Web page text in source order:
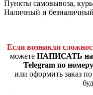
Пункты самовывоза,
Наличный и безналичный
Если возникли
можете НАПИСАТЬ
Telegram по
или оформить заказ